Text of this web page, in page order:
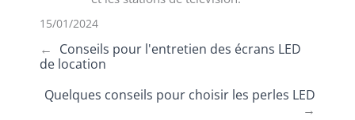
15/01/2024
← Conseils pour l'entretien des écrans LED
de location
Quelques conseils pour choisir les perles LED
→